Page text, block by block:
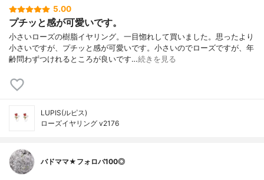
5.00
プチッと感が可愛いです。
小さいローズの樹脂イヤリング。一目惚れして買いました。思ったより
小さいですが、プチッと感が可愛いです。小さいのでローズですが、年
齢問わずつけれるところが良いです…続きを見る
LUPIS(ルピス)
ローズイヤリング v2176
バドママ★フォロバ100◎